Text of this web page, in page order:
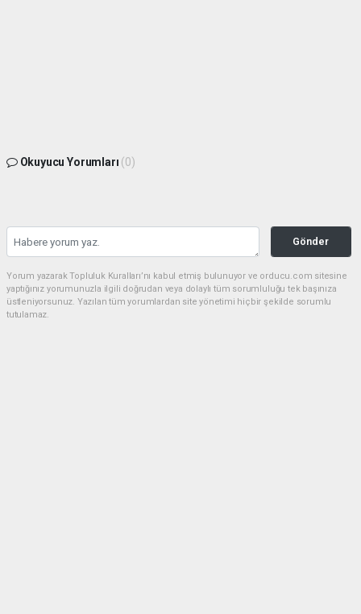
Okuyucu Yorumları (0)
Gönder
Yorum yazarak Topluluk Kuralları’nı kabul etmiş bulunuyor ve orducu.com sitesine
yaptığınız yorumunuzla ilgili doğrudan veya dolaylı tüm sorumluluğu tek başınıza
üstleniyorsunuz. Yazılan tüm yorumlardan site yönetimi hiçbir şekilde sorumlu
tutulamaz.